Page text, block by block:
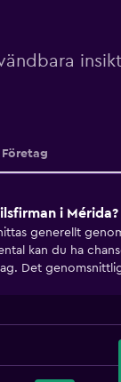
Företag
i Mérida?
generellt
kan du ha
Det